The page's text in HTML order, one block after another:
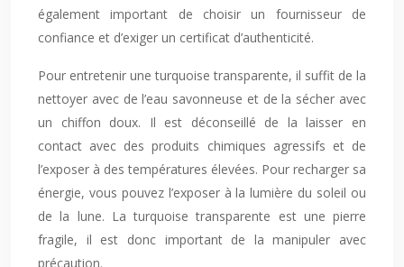
également important de choisir un fournisseur de
confiance et d’exiger un certificat d’authenticité.
Pour entretenir une turquoise transparente, il suffit de la
nettoyer avec de l’eau savonneuse et de la sécher avec
un chiffon doux. Il est déconseillé de la laisser en
contact avec des produits chimiques agressifs et de
l’exposer à des températures élevées. Pour recharger sa
énergie, vous pouvez l’exposer à la lumière du soleil ou
de la lune. La turquoise transparente est une pierre
fragile, il est donc important de la manipuler avec
précaution.